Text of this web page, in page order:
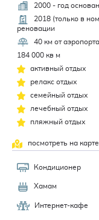
2000 - год
2018 (только в
реновации
40 км от
184 000 кв м
активный отдых
релакс отдых
семейный отдых
лечебный отдых
пляжный отдых
посмотреть на карте
Кондиционер
Хамам
Интернет-кафе